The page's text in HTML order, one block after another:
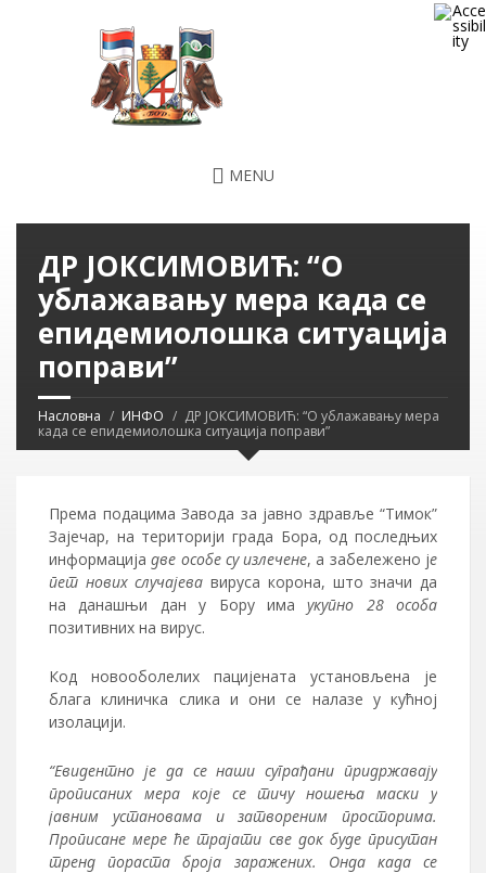
MENU
ДР ЈОКСИМОВИЋ: “О
ублажавању мера када се
епидемиолошка ситуација
поправи”
Насловна ИНФО
ДР ЈОКСИМОВИЋ: “О ублажавању мера
када се епидемиолошка ситуација поправи”
Према подацима Завода за јавно здравље “Тимок”
Зајечар, на територији града Бора, од последњих
информација две особе су излечене, а забележено је
пет нових случајева вируса корона, што значи да
на данашњи дан у Бору има укупно 28 особа
позитивних на вирус.
Код новооболелих пацијената установљена је
блага клиничка слика и они се налазе у кућној
изолацији.
“Евидентно је да се наши суграђани придржавају
прописаних мера које се тичу ношења маски у
јавним установама и затвореним просторима.
Прописане мере ће трајати све док буде присутан
тренд пораста броја заражених. Онда када се